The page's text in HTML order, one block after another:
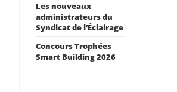
Les nouveaux
administrateurs du
Syndicat de l’Éclairage
Concours Trophées
Smart Building 2026